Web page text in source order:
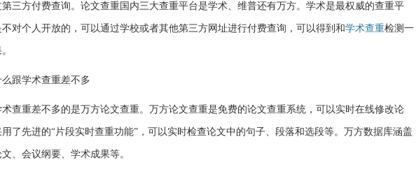
三方付费查询。论文查重国内三大查重平台是学术、维普还有万方。学术是最权威的查重平
不对个人开放的，可以通过学校或者其他第三方网址进行付费查询，可以得到和学术查重检测一
么跟学术查重差不多
术查重差不多的是万方论文查重。万方论文查重是免费的论文查重系统，可以实时在线修改论
了先进的“片段实时查重功能”，可以实时检查论文中的句子、段落和选段等。万方数据库涵盖
、会议纲要、学术成果等。